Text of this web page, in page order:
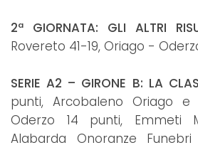
2ª GIORNATA: GLI ALTRI
Rovereto 41-19, Oriago -
SERIE A2 – GIRONE B: LA
punti, Arcobaleno Oriago e
Oderzo 14 punti, Emmeti
Alabarda Onoranze